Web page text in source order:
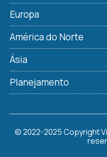
Europa
América do Norte
Ásia
Planejamento
© 2022-2025 Copyright